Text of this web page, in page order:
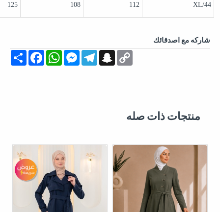
44/XL
112
108
125
شاركه مع اصدقائك
Share
FacebookWhatsApp
MessengerTelegramSnapchat Copy
Link
منتجات ذات صله